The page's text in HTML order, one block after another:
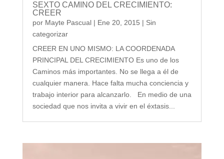
SEXTO CAMINO DEL CRECIMIENTO:
CREER
por Mayte Pascual| Ene 20, 2015 | Sin
categorizar
CREER EN UNO MISMO: LA COORDENADA
PRINCIPAL DEL CRECIMIENTO Es uno de los
Caminos más importantes. No se llega a él de
cualquier manera. Hace falta mucha conciencia y
trabajo interior para alcanzarlo. En medio de una
sociedad que nos invita a vivir en el éxtasis...